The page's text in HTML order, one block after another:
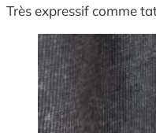
Très expressif comme